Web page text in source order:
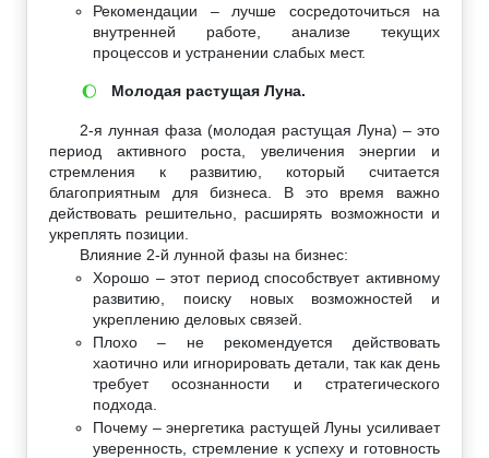
Рекомендации – лучше сосредоточиться на
внутренней работе, анализе текущих
процессов и устранении слабых мест.
🌔 Молодая растущая Луна.
2-я лунная фаза (молодая растущая Луна) – это
период активного роста, увеличения энергии и
стремления к развитию, который считается
благоприятным для бизнеса. В это время важно
действовать решительно, расширять возможности и
укреплять позиции.
Влияние 2-й лунной фазы на бизнес:
Хорошо – этот период способствует активному
развитию, поиску новых возможностей и
укреплению деловых связей.
Плохо – не рекомендуется действовать
хаотично или игнорировать детали, так как день
требует осознанности и стратегического
подхода.
Почему – энергетика растущей Луны усиливает
уверенность, стремление к успеху и готовность